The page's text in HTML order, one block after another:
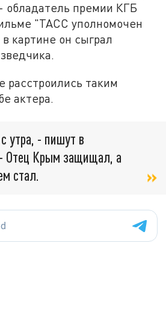
обладатель премии КГБ
"ТАСС уполномочен
картине он сыграл
расстроились таким
актера.
утра, - пишут в
Отец Крым защищал, а
стал.